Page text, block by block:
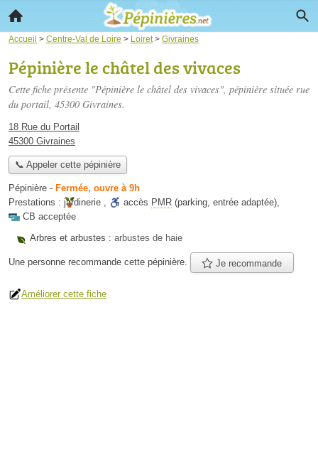
Accueil > Centre-Val de Loire > Loiret> Givraines
Pépinière le châtel des vivaces
Cette fiche présente "Pépinière le châtel des vivaces", pépinière située rue
du portail, 45300 Givraines.
18 Rue du Portail
45300 Givraines
📞 Appeler cette pépinière
Pépinière - Fermée, ouvre à 9h
Prestations : jardinerie , accès PMR (parking, entrée adaptée),
CB acceptée
Arbres et arbustes : arbustes de haie
Une personne recommande cette pépinière. Je recommande
Améliorer cette fiche